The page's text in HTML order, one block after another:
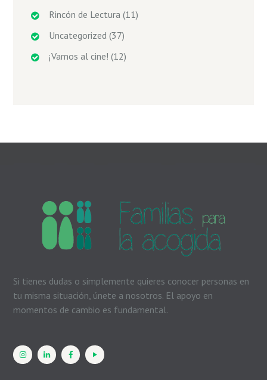
Rincón de Lectura (11)
Uncategorized (37)
¡Vamos al cine! (12)
Si tienes dudas o simplemente quieres conocer personas en
tu misma situación, únete a nosotros. El apoyo en
momentos de cambio es fundamental.